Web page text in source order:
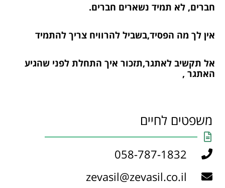
חברים, לא תמיד נשארים חברים.
אין לך מה הפסיד,בשביל להרוויח צריך להתמיד
אל תקשיב לאתגר,תזכור איך התחלת לפני שהגיע
האתגר ,
משפטים לחיים
058-787-1832
zevasil@zevasil.co.il